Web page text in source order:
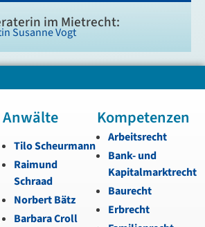
im Mietrecht:
Susanne Vogt
Anwälte
Tilo Scheurmann
Raimund
Schraad
Norbert Bätz
Barbara Croll
Kompetenzen
Arbeitsrecht
Bank- und
Kapitalmarktrecht
Baurecht
Erbrecht